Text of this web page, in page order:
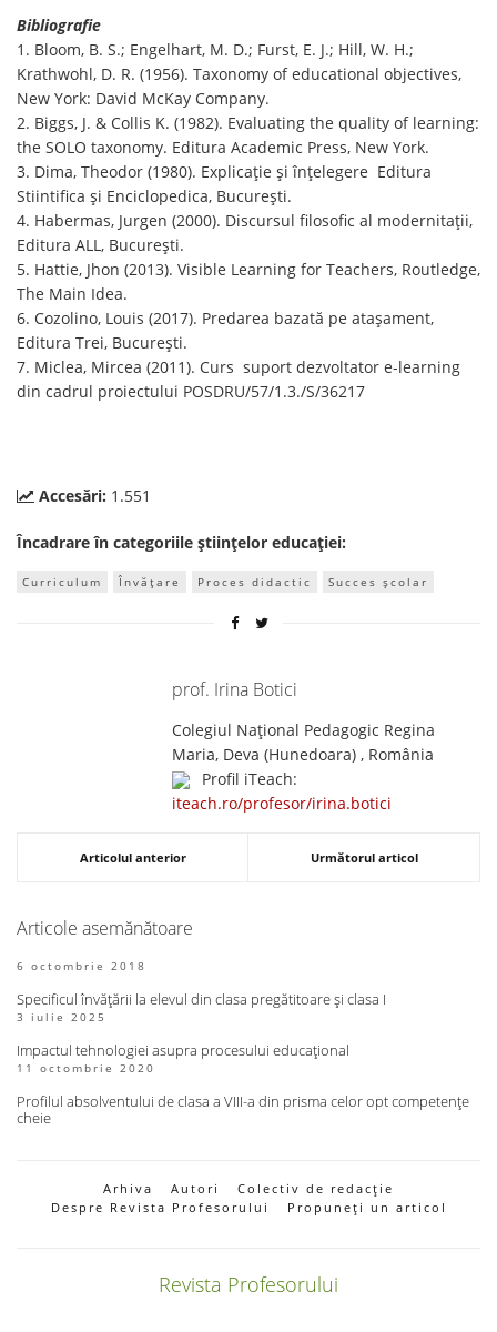
Bibliografie
1. Bloom, B. S.; Engelhart, M. D.; Furst, E. J.; Hill, W. H.;
Krathwohl, D. R. (1956). Taxonomy of educational objectives,
New York: David McKay Company.
2. Biggs, J. & Collis K. (1982). Evaluating the quality of learning:
the SOLO taxonomy. Editura Academic Press, New York.
3. Dima, Theodor (1980). Explicație și înțelegere Editura
Stiintifica și Enciclopedica, București.
4. Habermas, Jurgen (2000). Discursul filosofic al modernitaţii,
Editura ALL, Bucureşti.
5. Hattie, Jhon (2013). Visible Learning for Teachers, Routledge,
The Main Idea.
6. Cozolino, Louis (2017). Predarea bazată pe atașament,
Editura Trei, București.
7. Miclea, Mircea (2011). Curs suport dezvoltator e-learning
din cadrul proiectului POSDRU/57/1.3./S/36217
Accesări: 1.551
Încadrare în categoriile științelor educației:
Curriculum Învățare Proces didactic Succes școlar
prof. Irina Botici
Colegiul Național Pedagogic Regina
Maria, Deva (Hunedoara) , România
Profil iTeach:
iteach.ro/profesor/irina.botici
Articolul anterior Următorul articol
Articole asemănătoare
6 octombrie 2018
Specificul învățării la elevul din clasa pregătitoare și clasa I
3 iulie 2025
Impactul tehnologiei asupra procesului educațional
11 octombrie 2020
Profilul absolventului de clasa a VIII-a din prisma celor opt competențe
cheie
Arhiva Autori
Colectiv de redacție
Despre Revista Profesorului
Propuneți un articol
Revista Profesorului